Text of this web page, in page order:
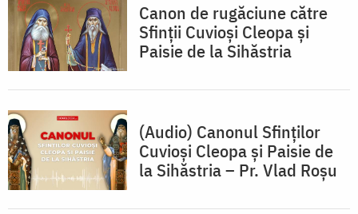
Canon de rugăciune către
Sfinții Cuvioși Cleopa și
Paisie de la Sihăstria
(Audio) Canonul Sfinților
Cuvioși Cleopa și Paisie de
la Sihăstria – Pr. Vlad Roșu